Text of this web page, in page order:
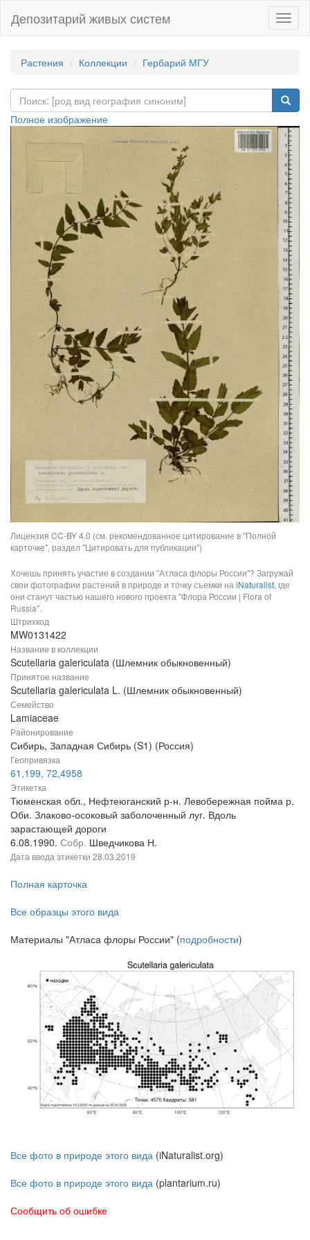
Депозитарий живых систем
Растения Коллекции Гербарий МГУ
Полное изображение
Лицензия CC-BY 4.0 (см. рекомендованное цитирование в "Полной
карточке", раздел "Цитировать для публикации")
Хочешь принять участие в создании "Атласа флоры России"? Загружай
свои фотографии растений в природе и точку съемки наiNaturalist, где
они станут частью нашего нового проекта "Флора России | Flora of
Russia".
Штрихкод
MW0131422
Название в коллекции
Scutellaria galericulata (Шлемник обыкновенный)
Принятое название
Scutellaria galericulata L. (Шлемник обыкновенный)
Семейство
Lamiaceae
Районирование
Сибирь, Западная Сибирь (S1) (Россия)
Геопривязка
61,199, 72,4958
Этикетка
Тюменская обл., Нефтеюганский р-н. Левобережная пойма р.
Оби. Злаково-осоковый заболоченный луг. Вдоль
зарастающей дороги
6.08.1990. Собр. Шведчикова Н.
Дата ввода этикетки 28.03.2019
Полная карточка
Все образцы этого вида
Материалы "Атласа флоры России" (подробности)
Все фото в природе этого вида (iNaturalist.org)
Все фото в природе этого вида (plantarium.ru)
Сообщить об ошибке